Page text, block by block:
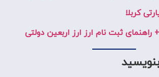
کربلا
ثبت نام ارز ارز اربعین دولتی